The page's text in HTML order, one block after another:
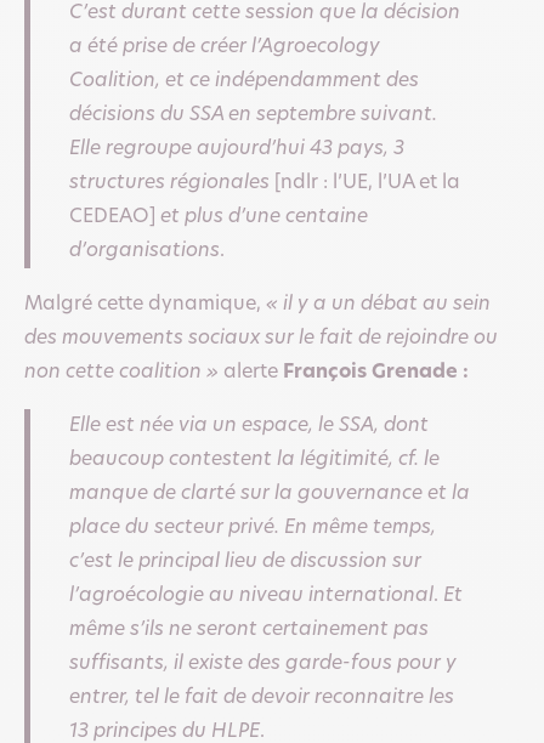
C’est durant cette session que la décision
a été prise de créer l’Agroecology
Coalition, et ce indépendamment des
décisions du SSA en septembre suivant.
Elle regroupe aujourd’hui 43 pays, 3
structures régionales
[ndlr : l’UE, l’UA et la
CEDEAO] et plus d’une centaine
d’organisations.
Malgré cette dynamique, « il y a un débat au sein
des mouvements sociaux sur le fait de rejoindre ou
non cette coalition » alerte François Grenade :
Elle est née via un espace, le SSA, dont
beaucoup contestent la légitimité, cf. le
manque de clarté sur la gouvernance et la
place du secteur privé. En même temps,
c’est le principal lieu de discussion sur
l’agroécologie au niveau international. Et
même s’ils ne seront certainement pas
suffisants, il existe des garde-fous pour y
entrer, tel le fait de devoir reconnaitre les
13 principes du HLPE.